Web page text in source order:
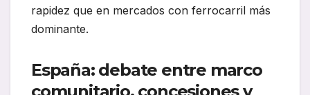
rapidez que en mercados con ferrocarril más
dominante.
España: debate entre marco